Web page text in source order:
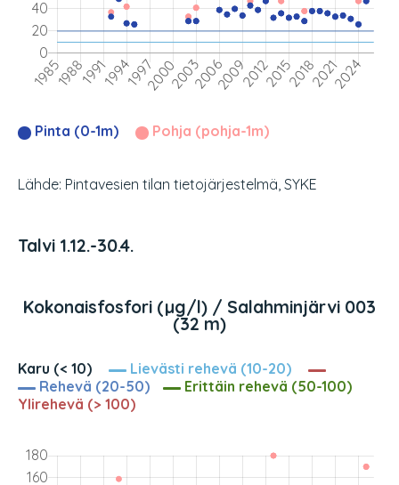
Pinta (0-1m) Pohja (pohja-1m)
Lähde: Pintavesien tilan tietojärjestelmä, SYKE
Talvi 1.12.-30.4.
Kokonaisfosfori (µg/l) / Salahminjärvi 003
(32 m)
Karu (< 10)
Lievästi rehevä (10-20)
Rehevä (20-50)
Erittäin rehevä (50-100)
Ylirehevä (> 100)